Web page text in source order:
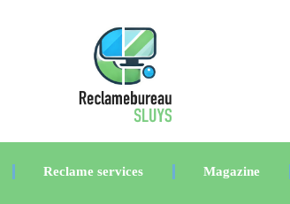
Reclame services Magazine